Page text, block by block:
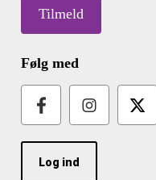
Følg med
Log ind